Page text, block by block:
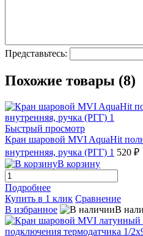
Представьтесь:
Похожие товары (8)
Быстрый просмотр
Кран шаровой MVI AquaHit
внутренняя, ручка (РГГ) 1 520 ₽
В корзину
Подробнее
Купить в 1 клик Сравнение
В избранное
В